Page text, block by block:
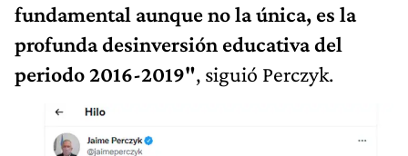
fundamental aunque no la única, es la
profunda desinversión educativa del
periodo 2016-2019", siguió Perczyk.